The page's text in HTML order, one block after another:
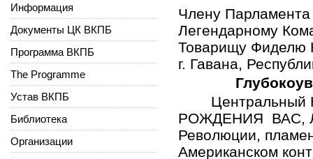
Члену Парламента
Легендарному
Товарищу Фиделю
г. Гавана,
Центральный
РОЖДЕНИЯ ВАС,
Революции,
Американском
Информация
Документы ЦК ВКПБ
Программа ВКПБ
The Programme
Устав ВКПБ
Библиотека
Организации